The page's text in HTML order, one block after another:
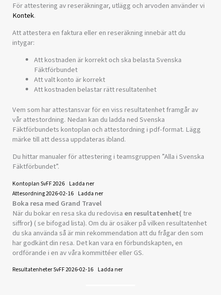
För attestering av reseräkningar, utlägg och arvoden använder vi
Kontek.
Att attestera en faktura eller en reseräkning innebär att du
intygar:
Att kostnaden är korrekt och ska belasta Svenska
Fäktförbundet
Att valt konto är korrekt
Att kostnaden belastar rätt resultatenhet
Vem som har attestansvar för en viss resultatenhet framgår av
vår attestordning. Nedan kan du ladda ned Svenska
Fäktförbundets kontoplan och attestordning i pdf-format. Lägg
märke till att dessa uppdateras ibland.
Du hittar manualer för attestering i teamsgruppen ”Alla i Svenska
Fäktförbundet”.
Kontoplan SvFF 2026 Ladda ner
Attesordning 2026-02-16 Ladda ner
Boka resa med Grand Travel
När du bokar en resa ska du redovisa en resultatenhet(tre
siffror) ( se bifogad lista). Om du är osäker på vilken resultatenhet
du ska använda så är min rekommendation att du frågar den som
har godkänt din resa. Det kan vara en förbundskapten, en
ordförande i en av våra kommittéer eller GS.
Resultatenheter SvFF 2026-02-16 Ladda ner